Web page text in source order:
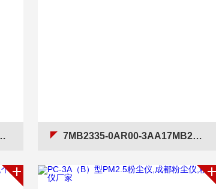
7MB2335-0AR00-3AA17MB2335-0AR00-3AA1气体分析仪